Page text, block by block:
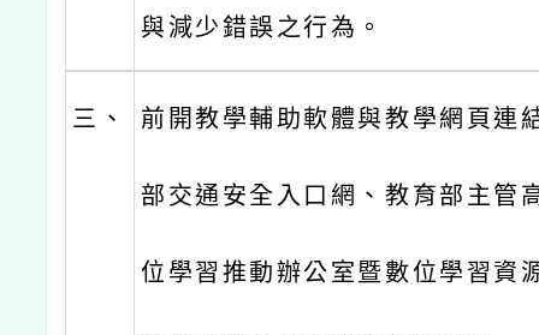
與減少錯誤之行為。
三、 前開教學輔助軟體與教學網頁連
部交通安全入口網、教育部主管
位學習推動辦公室暨數位學習資